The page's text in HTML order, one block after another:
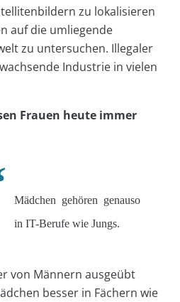
zu lokalisieren
auf die umliegende
zu untersuchen. Illegaler
Industrie in vielen
Frauen heute immer
Mädchen gehören genauso
in IT-Berufe wie Jungs.
von Männern ausgeübt
besser in Fächern wie